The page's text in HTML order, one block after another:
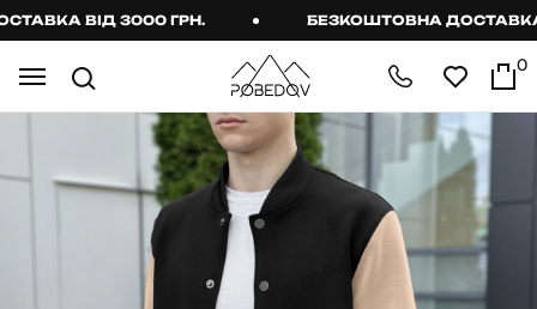
ВІД 3000 ГРН. БЕЗКОШТОВНА ДОСТАВКА
0